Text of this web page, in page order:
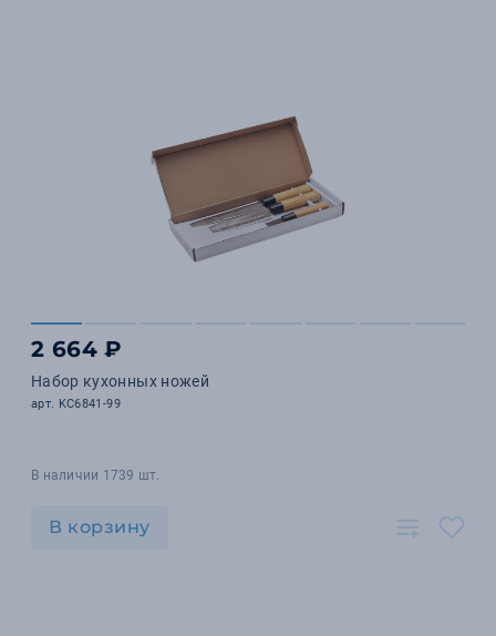
2 664 ₽
Набор кухонных ножей
арт. KC6841-99
В наличии 1739 шт.
В корзину